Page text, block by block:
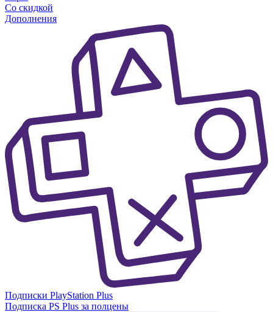
Со скидкой
Дополнения
Подписки PlayStation Plus
Подписка PS Plus за полцены